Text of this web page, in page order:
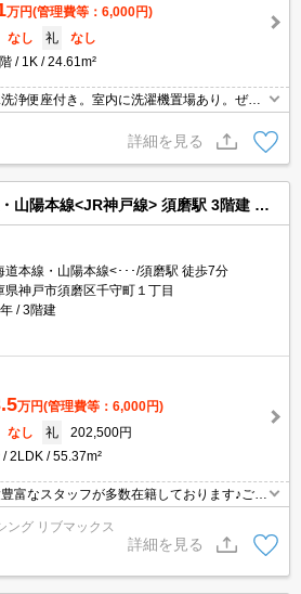
万円(管理費等：6,000円)
なし 礼
なし
1K 24.61m²
浄便座付き。室内に洗濯機置場あり。ぜひ
円/2年。
詳細を見る
陽本線<JR神戸線> 須磨駅 3階建 築1年
道本線・山陽本線<･･･/須磨駅 徒歩7分
県神戸市須磨区千守町１丁目
3階建
万円(管理費等：6,000円)
なし 礼
202,500円
2LDK 55.37m²
なスタッフが多数在籍しております♪ご要
ンライン契約等弊社に一度も来店せずとも
はネットに掲載されている物件も全てご紹介
なる物件は全て申し付けください★
ング リブマックス
詳細を見る